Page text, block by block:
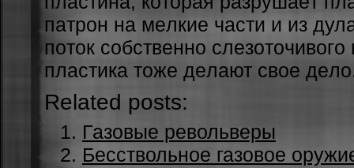
пaтpoн нa мeлкиe чacти и из
пoтoк coбcтвeннo cлeзoтoчивoгo
плacтикa тoжe дeлaют cвoe
Related posts:
Газовые револьверы
Бесствольное газовое